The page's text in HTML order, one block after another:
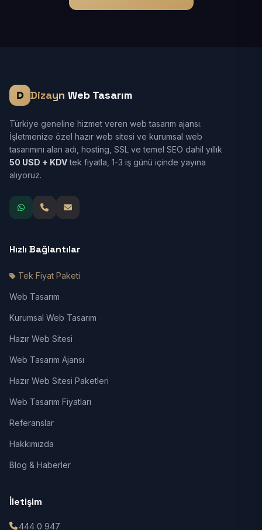
Dizayn Web Tasarım
Türkiye geneline hizmet veren web tasarım ajansı.
İşletmenize özel hazır web sitesi ve kurumsal web
tasarımını alan adı, hosting, SSL ve temel SEO dahil yıllık
50 USD + KDVtek fiyatla, 1-3 iş günü içinde yayına
alıyoruz.
Hızlı Bağlantılar
Tek Fiyat Paketi
Web Tasarım
Kurumsal Web Tasarım
Hazır Web Sitesi
Web Tasarım Ajansı
Hazır Web Sitesi Paketleri
Web Tasarım Fiyatları
Referanslar
Hakkımızda
Blog & Haberler
İletişim
444 0 947